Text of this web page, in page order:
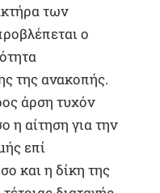
των
ο
της ανακοπής.
άρση τυχόν
η αίτηση για την
επί
και η δίκη της